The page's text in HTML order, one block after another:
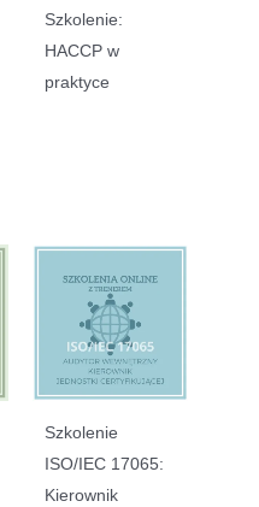
Szkolenie:
HACCP w
praktyce
Szkolenie
ISO/IEC 17065:
Kierownik